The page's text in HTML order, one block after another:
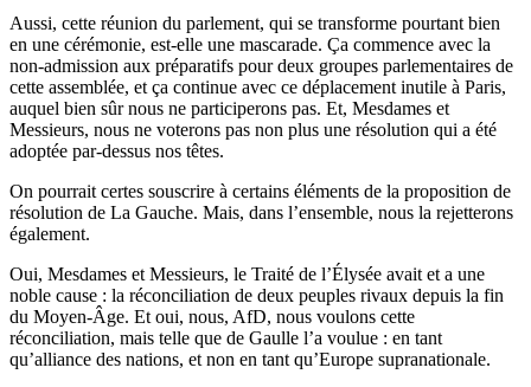
Aussi, cette réunion du parlement, qui se transforme pourtant bien
en une cérémonie, est-elle une mascarade. Ça commence avec la
non-admission aux préparatifs pour deux groupes parlementaires de
cette assemblée, et ça continue avec ce déplacement inutile à Paris,
auquel bien sûr nous ne participerons pas. Et, Mesdames et
Messieurs, nous ne voterons pas non plus une résolution qui a été
adoptée par-dessus nos têtes.
On pourrait certes souscrire à certains éléments de la proposition de
résolution de La Gauche. Mais, dans l’ensemble, nous la rejetterons
également.
Oui, Mesdames et Messieurs, le Traité de l’Élysée avait et a une
noble cause : la réconciliation de deux peuples rivaux depuis la fin
du Moyen-Âge. Et oui, nous, AfD, nous voulons cette
réconciliation, mais telle que de Gaulle l’a voulue : en tant
qu’alliance des nations, et non en tant qu’Europe supranationale.